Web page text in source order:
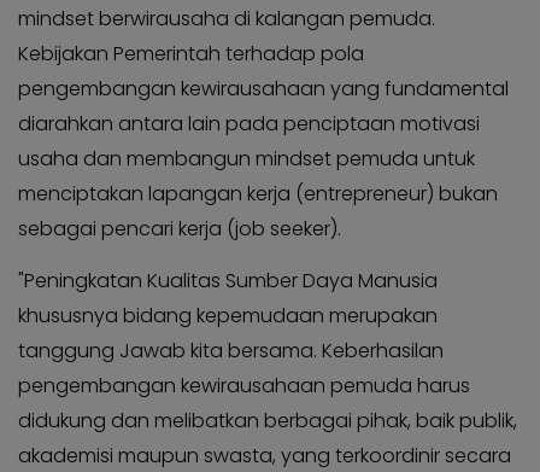
mindset berwirausaha di kalangan pemuda.
Kebijakan Pemerintah terhadap pola
pengembangan kewirausahaan yang fundamental
diarahkan antara lain pada penciptaan motivasi
usaha dan membangun mindset pemuda untuk
menciptakan lapangan kerja (entrepreneur) bukan
sebagai pencari kerja (job seeker).
"Peningkatan Kualitas Sumber Daya Manusia
khususnya bidang kepemudaan merupakan
tanggung Jawab kita bersama. Keberhasilan
pengembangan kewirausahaan pemuda harus
didukung dan melibatkan berbagai pihak, baik publik,
akademisi maupun swasta, yang terkoordinir secara